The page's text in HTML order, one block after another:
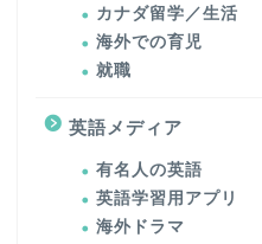
カナダ留学／生活
海外での育児
就職
英語メディア
有名人の英語
英語学習用アプリ
海外ドラマ